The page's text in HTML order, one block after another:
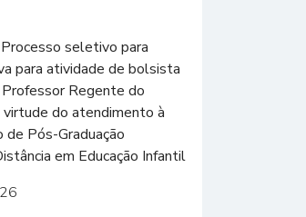
seletivo para
para atividade de bolsista
Regente do
do atendimento à
de Pós-Graduação
em Educação Infantil